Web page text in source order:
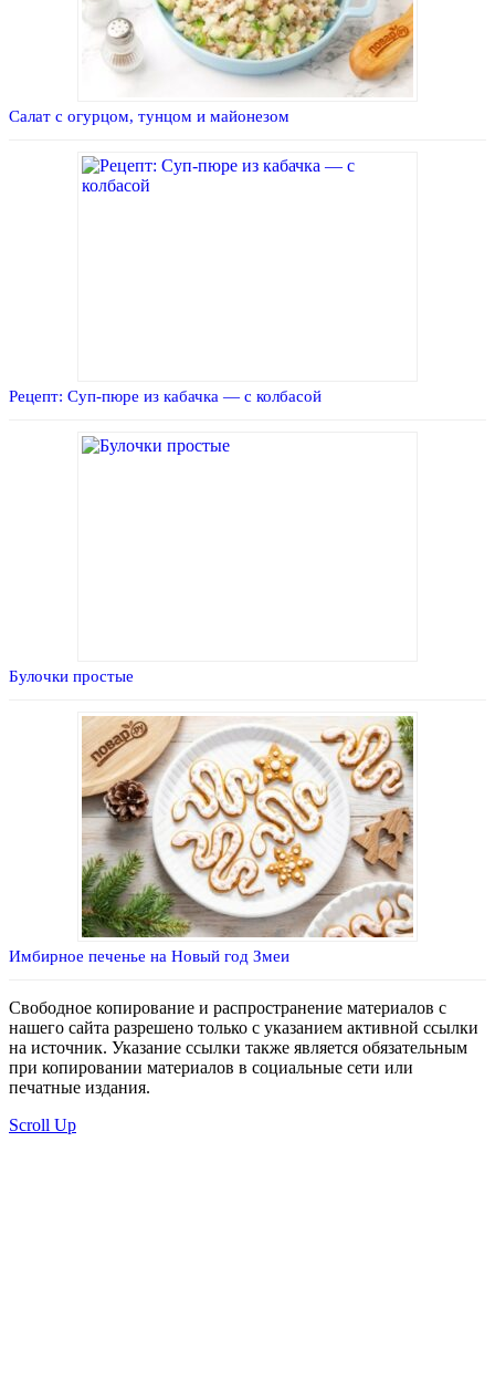
Салат с огурцом, тунцом и майонезом
Рецепт: Суп-пюре из кабачка — с колбасой
Булочки простые
Имбирное печенье на Новый год Змеи
Свободное копирование и распространение материалов с
нашего сайта разрешено только с указанием активной ссылки
на источник. Указание ссылки также является обязательным
при копировании материалов в социальные сети или
печатные издания.
Scroll Up